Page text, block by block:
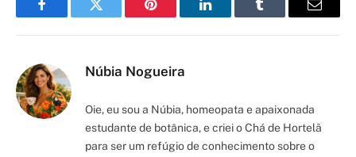
FacebookTwitter Pinterest LinkedInTumblr Email
Núbia Nogueira
Oie, eu sou a Núbia, homeopata e apaixonada
estudante de botânica, e criei o Chá de Hortelã
para ser um refúgio de conhecimento sobre o